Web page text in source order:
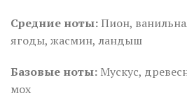
Средние ноты: Пион,
ягоды, жасмин, ландыш
Базовые ноты: Мускус,
мох